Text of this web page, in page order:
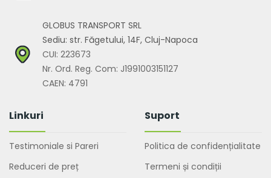
GLOBUS TRANSPORT SRL
Sediu: str. Făgetului, 14F, Cluj-Napoca
CUI: 223673
Nr. Ord. Reg. Com: J1991003151127
CAEN: 4791
Linkuri
Testimoniale si Pareri
Reduceri de preț
Suport
Politica de confidențialitate
Termeni și condiții